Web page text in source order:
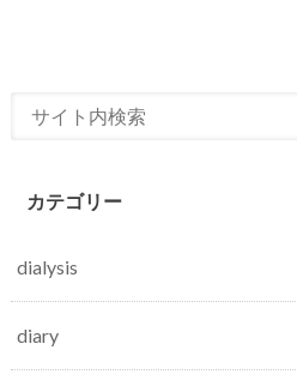
カテゴリー
dialysis
diary